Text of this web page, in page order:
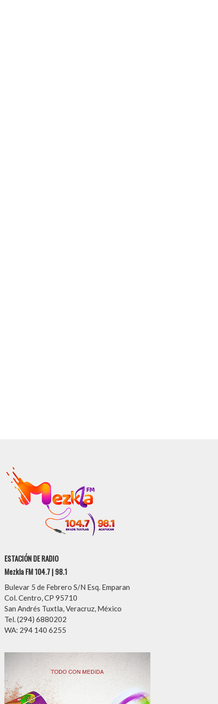
ESTACIÓN DE RADIO
Mezkla FM 104.7 | 98.1
Bulevar 5 de Febrero S/N Esq. Emparan
Col. Centro, CP 95710
San Andrés Tuxtla, Veracruz, México
Tel. (294) 6880202
WA: 294 140 6255